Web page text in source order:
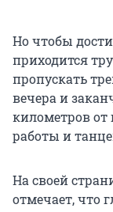
Но чтобы
приходится
пропускать
вечера и
километров от
работы и
На своей
отмечает, что